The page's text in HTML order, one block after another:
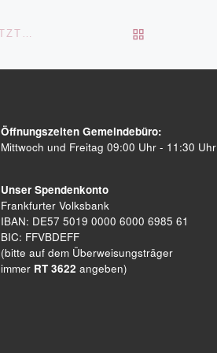
GRÜNDONNERSTAG – FEIER ZUM GEDENKEN AN JESU LETZTES ABENDMAHL
Öffnungszeiten Gemeindebüro:
Mittwoch und Freitag 09:00 Uhr - 11:30 Uhr
Unser Spendenkonto
Frankfurter Volksbank
IBAN: DE57 5019 0000 6000 6985 61
BIC: FFVBDEFF
(bitte auf dem Überweisungsträger
immer RT 3622 angeben)